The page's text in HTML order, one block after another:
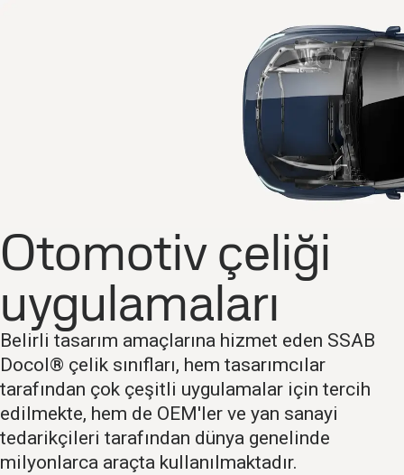
Otomotiv çeliği
uygulamaları
Belirli tasarım amaçlarına hizmet eden SSAB
Docol® çelik sınıfları, hem tasarımcılar
tarafından çok çeşitli uygulamalar için tercih
edilmekte, hem de OEM'ler ve yan sanayi
tedarikçileri tarafından dünya genelinde
milyonlarca araçta kullanılmaktadır.